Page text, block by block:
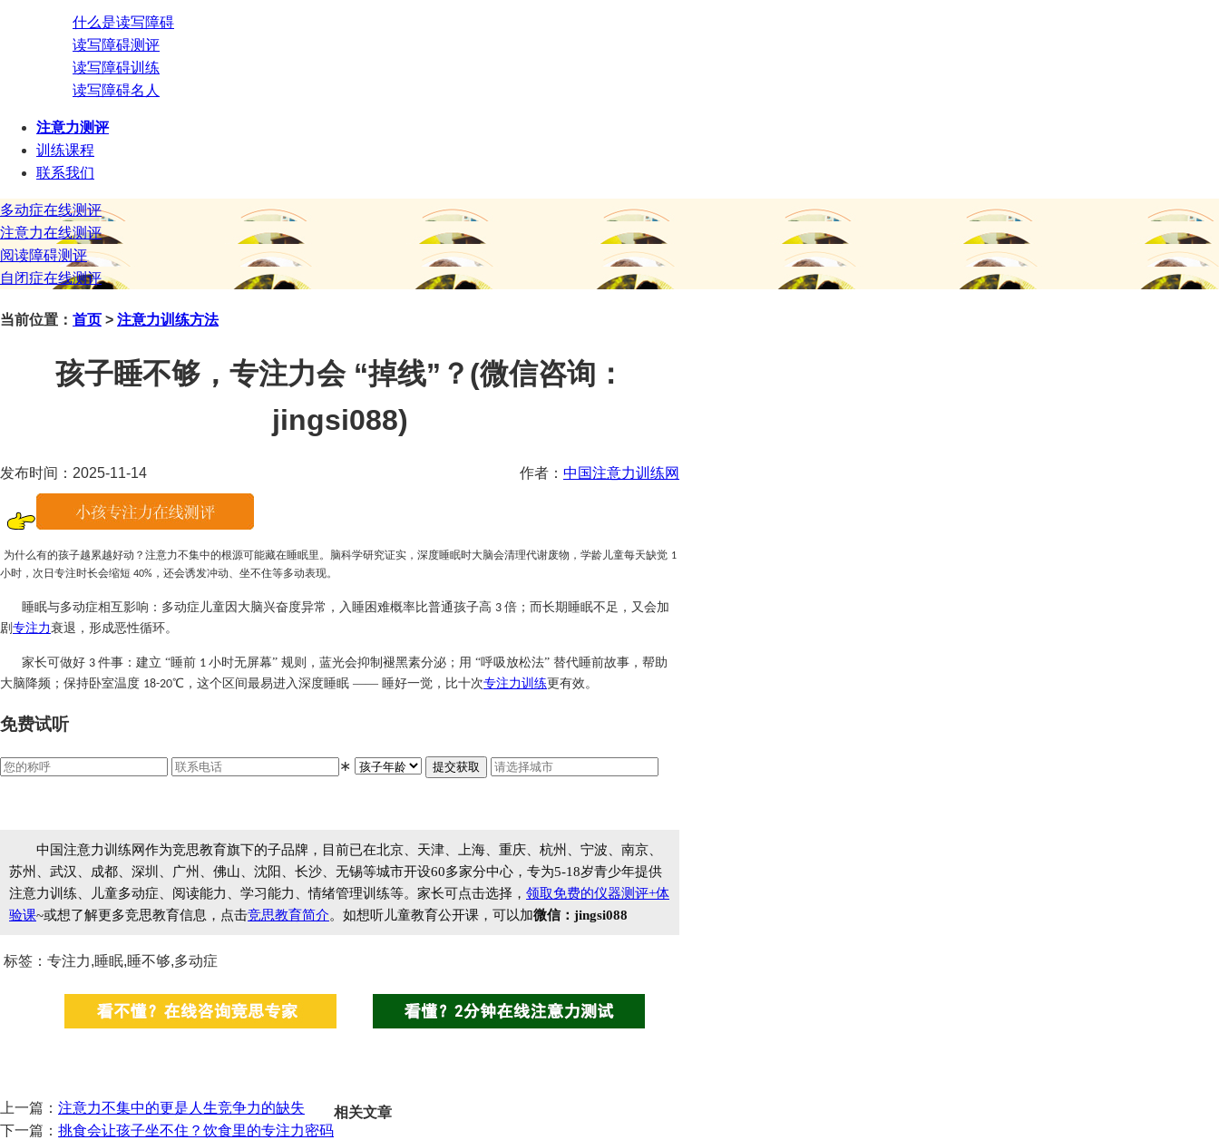
什么是读写障碍
读写障碍测评
读写障碍训练
读写障碍名人
注意力测评
训练课程
联系我们
多动症在线测评
注意力在线测评
阅读障碍测评
自闭症在线测评
当前位置： 首页 > 注意力训练方法
孩子睡不够，专注力会 “掉线”？(微信咨询：
jingsi088)
作者： 中国注意力训练网
发布时间：2025-11-14
为什么有的孩子越累越好动？注意力不集中的根源可能藏在睡眠里。脑科学研究证实，深度睡眠时大脑会清理代谢废物，学龄儿童每天缺觉 1
小时，次日专注时长会缩短 40% ，还会诱发冲动、坐不住等多动表现。​
睡眠与多动症相互影响：多动症儿童因大脑兴奋度异常，入睡困难概率比普通孩子高 3 倍；而长期睡眠不足，又会加
剧 专注力衰退，形成恶性循环。​
家长可做好 3 件事：建立 “睡前 1 小时无屏幕” 规则，蓝光会抑制褪黑素分泌；用 “呼吸放松法” 替代睡前故事，帮助
大脑降频；保持卧室温度 18-20℃，这个区间最易进入深度睡眠 —— 睡好一觉，比十次专注力训练更有效。
免费试听
∗
中国注意力训练网作为竞思教育旗下的子品牌，目前已在北京、天津、上海、重庆、杭州、宁波、南京、
苏州、武汉、成都、深圳、广州、佛山、沈阳、长沙、无锡等城市开设60多家分中心，专为5-18岁青少年提供
注意力训练、儿童多动症、阅读能力、学习能力、情绪管理训练等。家长可点击选择， 领取免费的仪器测评+体
验课~或想了解更多竞思教育信息，点击竞思教育简介。如想听儿童教育公开课，可以加微信：jingsi088
标签：专注力,睡眠,睡不够,多动症
上一篇： 注意力不集中的更是人生竞争力的缺失
下一篇： 挑食会让孩子坐不住？饮食里的专注力密码
相关文章